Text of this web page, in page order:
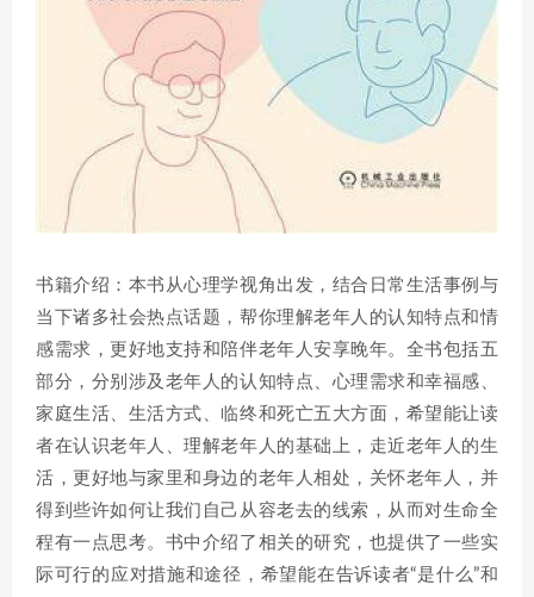
书籍介绍：本书从心理学视角出发，结合日常生活事例与
当下诸多社会热点话题，帮你理解老年人的认知特点和情
感需求，更好地支持和陪伴老年人安享晚年。全书包括五
部分，分别涉及老年人的认知特点、心理需求和幸福感、
家庭生活、生活方式、临终和死亡五大方面，希望能让读
者在认识老年人、理解老年人的基础上，走近老年人的生
活，更好地与家里和身边的老年人相处，关怀老年人，并
得到些许如何让我们自己从容老去的线索，从而对生命全
程有一点思考。书中介绍了相关的研究，也提供了一些实
际可行的应对措施和途径，希望能在告诉读者“是什么”和